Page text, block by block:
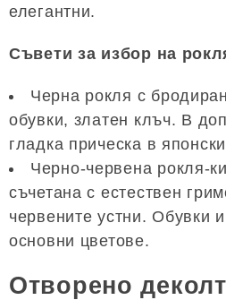
елегантни.
Съвети за избор на
Черна рокля с
обувки, златен клъч. В
гладка прическа в
Черно-червена рокля-
съчетана с естествен
червените устни. Обувки
основни цветове.
Отворено